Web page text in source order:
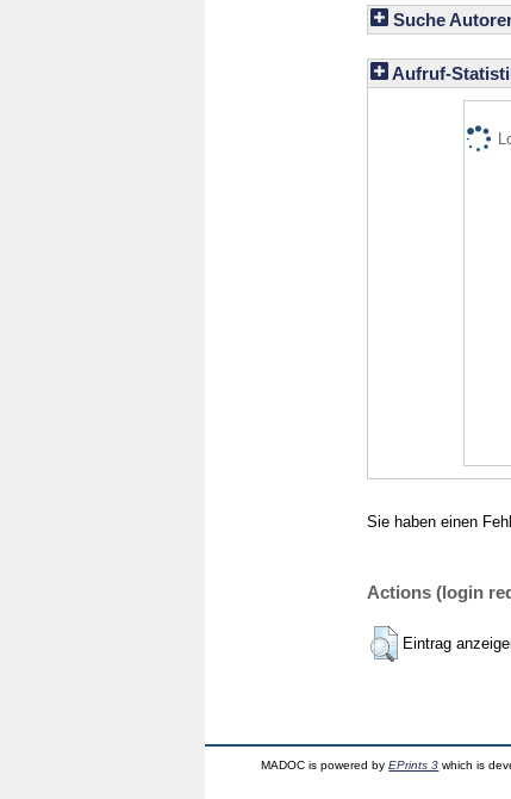
Suche
Aufruf-
Sie haben einen
Actions (login
Eintrag
MADOC is powered byEPrints 3 which is